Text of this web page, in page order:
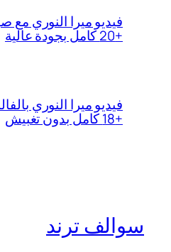
فيديو ميرا النوري مع
+20 كامل بجودة عالية
فيديو ميرا النوري
+18 كامل بدون تغبيش
سوالف ترند